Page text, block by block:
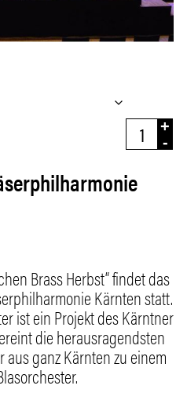
+
-
Anzahl
Brass Herbst“ findet das
Kärnten statt.
ist ein Projekt des Kärntner
die herausragendsten
ganz Kärnten zu einem